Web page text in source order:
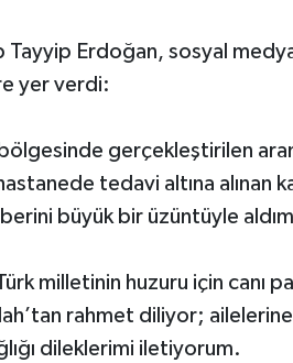
Tayyip Erdoğan, sosyal
yer verdi:
gerçekleştirilen
tedavi altına alınan
büyük bir üzüntüyle
milletinin huzuru için canı
rahmet diliyor; ailelerine,
dileklerimi iletiyorum.